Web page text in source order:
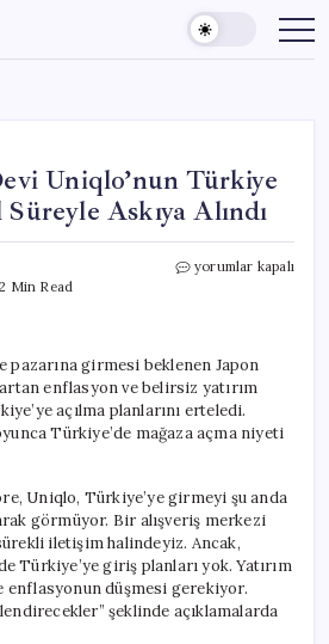
Uniqlo’nun Türkiye
Askıya Alındı
2 Min Read
Japon
Planları
İki
Yıl
Süreyle
Askıya
yorumlar kapalı
pazarına girmesi beklenen Japon
enflasyon ve belirsiz yatırım
açılma planlarını erteledi.
Türkiye’de mağaza açma niyeti
Uniqlo, Türkiye’ye girmeyi şu anda
görmüyor. Bir alışveriş merkezi
iletişim halindeyiz. Ancak,
Türkiye’ye giriş planları yok. Yatırım
enflasyonun düşmesi gerekiyor.
şeklinde açıklamalarda